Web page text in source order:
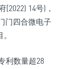
14号)，
门四合微电子
利数量超28